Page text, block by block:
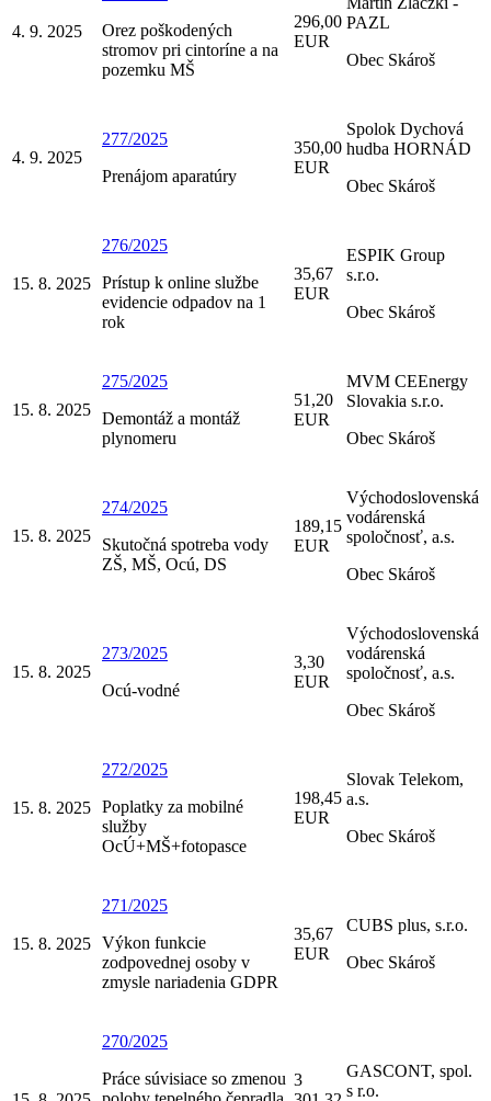
4. 9. 2025
Orez poškodených
stromov pri cintoríne a na
pozemku MŠ
296,00
EUR
PAZL
Obec Skároš
4. 9. 2025
277/2025
Prenájom aparatúry
350,00
EUR
Spolok Dychová
hudba HORNÁD
Obec Skároš
15. 8. 2025
276/2025
Prístup k online službe
evidencie odpadov na 1
rok
35,67
EUR
ESPIK Group
s.r.o.
Obec Skároš
15. 8. 2025
275/2025
Demontáž a montáž
plynomeru
51,20
EUR
MVM CEEnergy
Slovakia s.r.o.
Obec Skároš
15. 8. 2025
274/2025
Skutočná spotreba vody
ZŠ, MŠ, Ocú, DS
189,15
EUR
Východoslovenská
vodárenská
spoločnosť, a.s.
Obec Skároš
15. 8. 2025
273/2025
Ocú-vodné
3,30
EUR
Východoslovenská
vodárenská
spoločnosť, a.s.
Obec Skároš
15. 8. 2025
272/2025
Poplatky za mobilné
služby
OcÚ+MŠ+fotopasce
198,45
EUR
Slovak Telekom,
a.s.
Obec Skároš
15. 8. 2025
271/2025
Výkon funkcie
zodpovednej osoby v
zmysle nariadenia GDPR
35,67
EUR
CUBS plus, s.r.o.
Obec Skároš
270/2025
Práce súvisiace so zmenou 3
GASCONT, spol.
s r.o.